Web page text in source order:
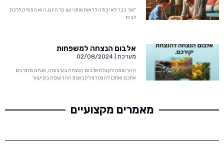
"אני כבר לא יכולה לראות אותו ישן כל היום, הוא הפסיק ללכת
לבית
אלבום הנצחה למשפחות
מערכת
ההרשמה לקבלת אלבום הנצחה בעיצומה, אנחנו מזמינים
אתכם ואתכן להצטרף לקבוצות ההרשמה בקישור
מאמרים מקצועיים